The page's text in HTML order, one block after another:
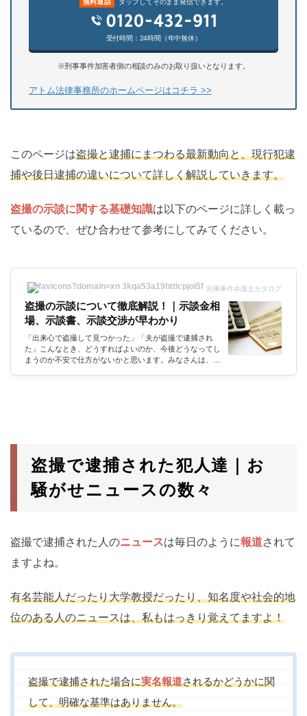
受付時間：24時間（年中無休）
※刑事事件加害者側の相談のみのお取り扱いとなります。
アトム法律事務所のホームページはコチラ >>
このページは盗撮と逮捕にまつわる最新動向と、現行犯逮
捕や後日逮捕の違いについて詳しく解説していきます。
盗撮の示談に関する基礎知識は以下のページに詳しく載っ
ているので、ぜひ合わせて参考にしてみてください。
刑事事件弁護士カタログ
盗撮の示談について徹底解説！｜示談金相
場、示談書、示談交渉が早わかり
「出来心で盗撮して見つかった」「夫が盗撮で逮捕され
た」こんなとき、どうすればよいのか、今後どうなってし
まうのか不安で仕方がないかと思います。みなさんは、示
盗撮で逮捕された犯人達｜お
騒がせニュースの数々
盗撮で逮捕された人のニュースは毎日のように報道されて
ますよね。
有名芸能人だったり大学教授だったり、知名度や社会的地
位のある人のニュースは、私もはっきり覚えてますよ！
盗撮で逮捕された場合に実名報道されるかどうかに関
して、明確な基準はありません。